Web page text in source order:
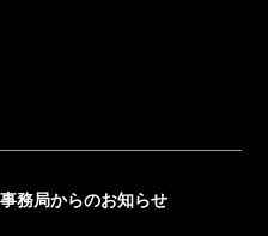
事務局からのお知らせ